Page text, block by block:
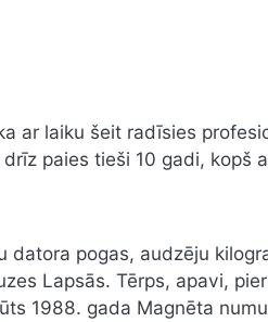
ar laiku šeit radīsies
paies tieši 10 gadi, kopš
pogas, audzēju
Lapsās. Tērps, apavi,
1988. gada Magnēta